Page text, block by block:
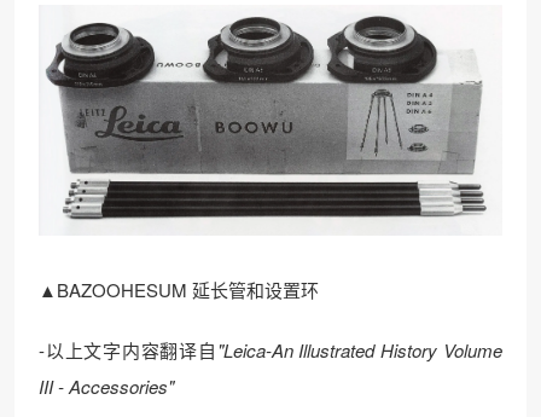
▲BAZOOHESUM 延长管和设置环
-以上文字内容翻译自 "Leica-An Illustrated History Volume
III - Accessories"